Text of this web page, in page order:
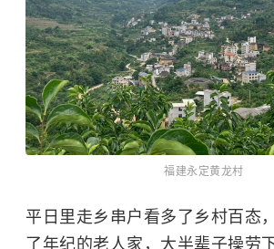
福建永定黄龙村
平日里走乡串户看多了乡村百态
了年纪的老人家，大半辈子操劳